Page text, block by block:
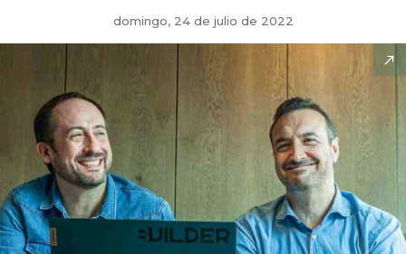
domingo, 24 de julio de 2022